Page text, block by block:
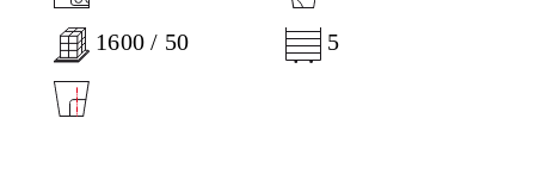
1600 / 50 5